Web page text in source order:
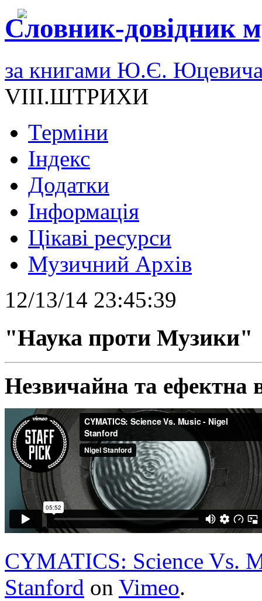
Словник-довідник
за книгами Ю.Є.
VIII.ШТРИХИ
Терміни
Індекс
Додатки
Інформація
Цікаві ресурси
Музичний Архів
12/13/14 23:45:39
"Наука проти Музики"
Незвичайна та ефектна
CYMATICS: Science Vs.
Stanford on Vimeo.